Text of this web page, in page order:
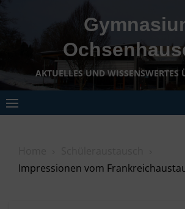
content
AKTUELLES UND WISSENSWERTES
Impressionen vom